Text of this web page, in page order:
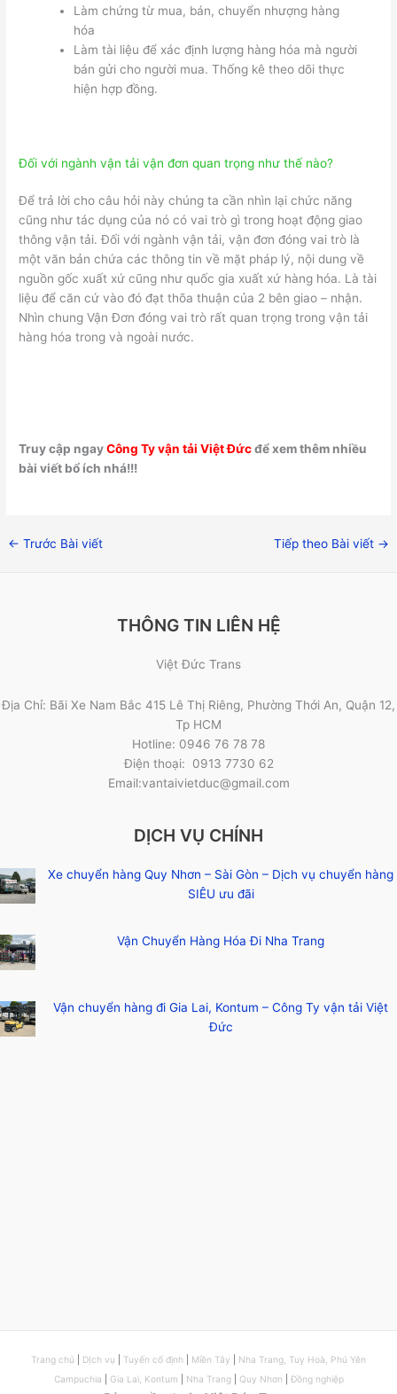
Làm chứng từ mua, bán, chuyển nhượng hàng
hóa
Làm tài liệu để xác định lượng hàng hóa mà người
bán gửi cho người mua. Thống kê theo dõi thực
hiện hợp đồng.
Đối với ngành vận tải vận đơn quan trọng như thế nào?
Để trả lời cho câu hỏi này chúng ta cần nhìn lại chức năng
cũng như tác dụng của nó có vai trò gì trong hoạt động giao
thông vận tải. Đối với ngành vận tải, vận đơn đóng vai trò là
một văn bản chứa các thông tin về mặt pháp lý, nội dung về
nguồn gốc xuất xứ cũng như quốc gia xuất xứ hàng hóa. Là tài
liệu để căn cứ vào đó đạt thõa thuận của 2 bên giao – nhận.
Nhìn chung Vận Đơn đóng vai trò rất quan trọng trong vận tải
hàng hóa trong và ngoài nước.
Truy cập ngayCông Ty vận tải Việt Đứcđể xem thêm nhiều
bài viết bổ ích nhá!!!
← Trước Bài viết Tiếp theo Bài viết →
THÔNG TIN LIÊN HỆ
Việt Đức Trans
Địa Chỉ: Bãi Xe Nam Bắc 415 Lê Thị Riêng, Phường Thới An, Quận 12,
Tp HCM
Hotline: 0946 76 78 78
Điện thoại: 0913 7730 62
Email:vantaivietduc@gmail.com
DỊCH VỤ CHÍNH
Xe chuyển hàng Quy Nhơn – Sài Gòn – Dịch vụ chuyển hàng
SIÊU ưu đãi
Vận Chuyển Hàng Hóa Đi Nha Trang
Vận chuyển hàng đi Gia Lai, Kontum – Công Ty vận tải Việt
Đức
Trang chủ DỊch vụ Tuyến cố định Miền Tây
Nha Trang, Tuy Hoà, Phú Yên
Campuchia
Gia Lai, Kontum Nha Trang| Quy Nhơn Đồng nghiệp